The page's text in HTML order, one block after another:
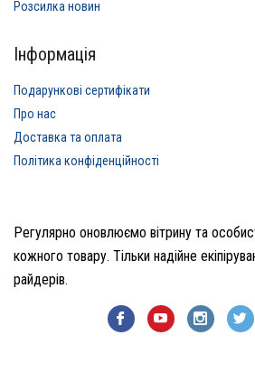
Розсилка новин
Інформація
Подарункові сертифікати
Про нас
Доставка та оплата
Політика конфіденційності
Регулярно оновлюємо вітрину та
кожного товару. Тільки надійне
райдерів.